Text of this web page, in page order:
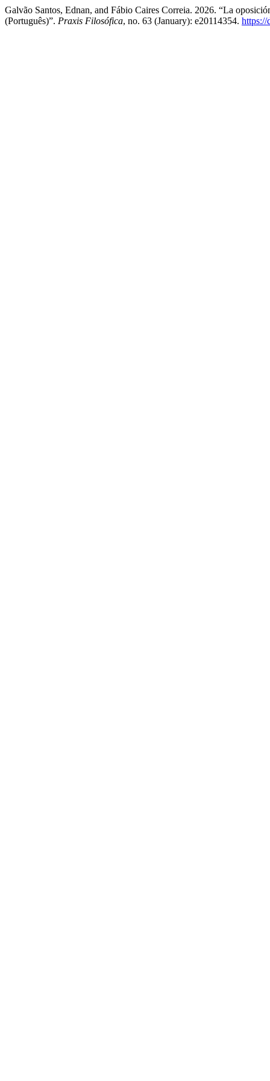
Galvão Santos, Ednan, and Fábio Caires Correia. 2026. “La
(Português)”. Praxis Filosófica, no. 63 (January): e20114354.